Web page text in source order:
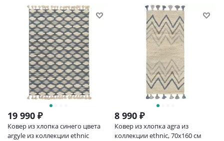
19 990 ₽
Ковер из хлопка синего цвета
argyle из коллекции ethnic
8 990 ₽
Ковер из хлопка agra из
коллекции ethnic, 70х160 см